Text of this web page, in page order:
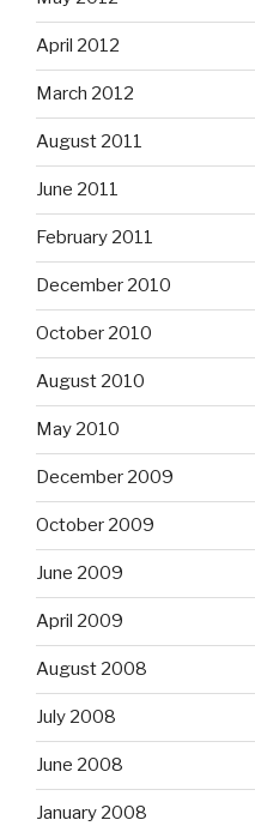
April 2012
March 2012
August 2011
June 2011
February 2011
December 2010
October 2010
August 2010
May 2010
December 2009
October 2009
June 2009
April 2009
August 2008
July 2008
June 2008
January 2008